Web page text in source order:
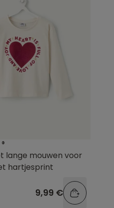
lange mouwen voor
hartjesprint
9,99 €